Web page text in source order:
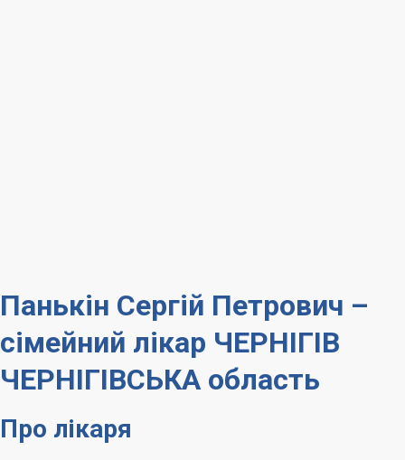
Панькін Сергій Петрович –
сімейний лікар ЧЕРНІГІВ
ЧЕРНІГІВСЬКА область
Про лікаря